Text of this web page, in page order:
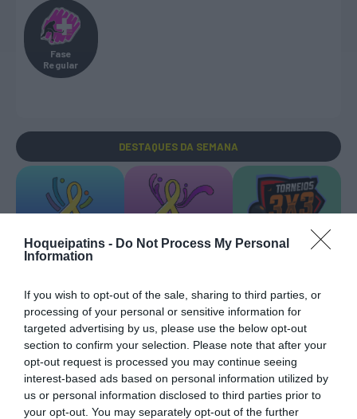
Hoqueipatins - Do Not Process My Personal
Information
If you wish to opt-out of the sale, sharing to third parties, or
processing of your personal or sensitive information for
targeted advertising by us, please use the below opt-out
section to confirm your selection. Please note that after your
opt-out request is processed you may continue seeing
interest-based ads based on personal information utilized by
us or personal information disclosed to third parties prior to
your opt-out. You may separately opt-out of the further
Fase
Regular
DESTAQUES DA SEMANA
EURO U17 MASC.
TRANSFERÊNCIAS - ÉPOCA 2026/27